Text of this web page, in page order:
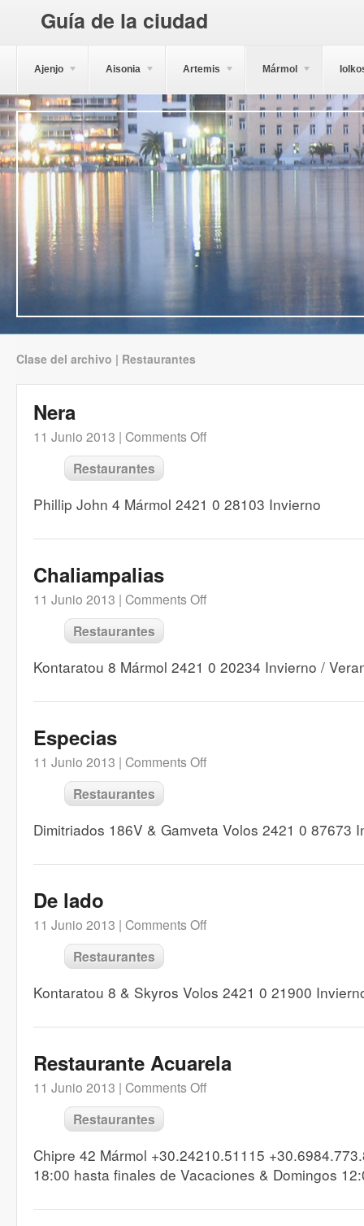
Guía de la ciudad
Ajenjo Aisonia Artemis Mármol
Clase del archivo | Restaurantes
Nera
11 Junio 2013 | Comments Off
Restaurantes
Phillip John 4 Mármol 2421 0 28103 Invierno
Chaliampalias
11 Junio 2013 | Comments Off
Restaurantes
Kontaratou 8 Mármol 2421 0 20234 Invierno /
Especias
11 Junio 2013 | Comments Off
Restaurantes
Dimitriados 186V & Gamveta Volos 2421 0 87673
De lado
11 Junio 2013 | Comments Off
Restaurantes
Kontaratou 8 & Skyros Volos 2421 0 21900
Restaurante Acuarela
11 Junio 2013 | Comments Off
Restaurantes
Chipre 42 Mármol +30.24210.51115
18:00 hasta finales de Vacaciones & Domingos